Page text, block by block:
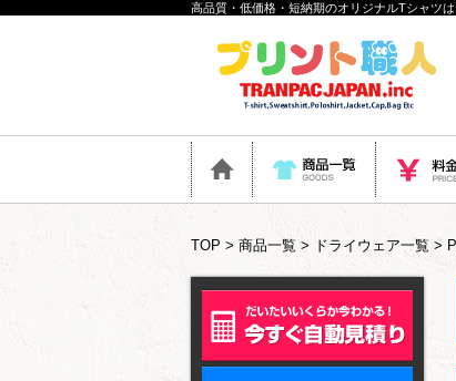
高品質・低価格・短納期のオリジナルTシャツ
TOP > 商品一覧 > ドライウェア一覧 >